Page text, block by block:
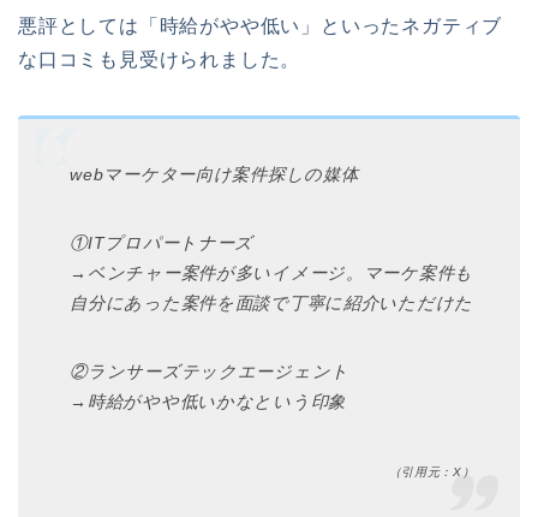
悪評としては「時給がやや低い」といったネガティブ
な口コミも見受けられました。
webマーケター向け案件探しの媒体
①ITプロパートナーズ
→ベンチャー案件が多いイメージ。マーケ案件も
自分にあった案件を面談で丁寧に紹介いただけた
②ランサーズテックエージェント
→時給がやや低いかなという印象
（引用元：X）